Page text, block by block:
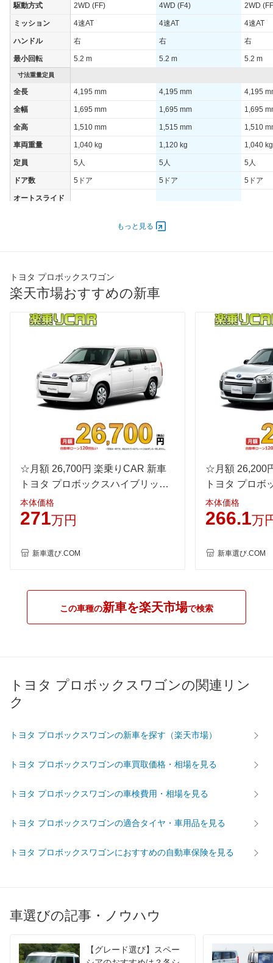
駆動方式 2WD (FF) 4WD (F4) 2WD
ミッション 4速AT 4速AT 4速AT
ハンドル 右 右 右
最小回転 5.2 m 5.2 m 5.2 m
寸法重量定員
全長 4,195 mm 4,195 mm 4,195
全幅 1,695 mm 1,695 mm 1,695
全高 1,510 mm 1,515 mm 1,510
車両重量 1,040 kg 1,120 kg 1,040 kg
定員 5人 5人 5人
ドア数 5ドア 5ドア 5ドア
オートスライド
過給機 -
タイヤ
後輪サイズ 165/80R13 165/
- - -
WLTC/市街地 - - -
WLTC/郊外 - - -
16.4km/L 14km/L 16.4km/
60km定地 - - -
装備オプション 装備詳細を見る 装備詳細を見る 装備
もっと見る
トヨタ プロボックスワゴン
楽天市場おすすめの新車
☆月額 26,700円 楽乗りCAR 新車
トヨタ プロボックスハイブリッド
2WD 1500 HYBRID F
本体価格
271万円
新車選び.COM
☆月額 26,200
トヨタ プロボ
2WD 1500
本体価格
266.1万
新車選び.COM
この車種の新車を楽天市場で検索
トヨタ プロボックスワゴンの関連リン
ク
トヨタ プロボックスワゴンの新車を探す（楽天市場）
トヨタ プロボックスワゴンの車買取価格・相場を見る
トヨタ プロボックスワゴンの車検費用・相場を見る
トヨタ プロボックスワゴンの適合タイヤ・車用品を見る
トヨタ プロボックスワゴンにおすすめの自動車保険を見る
車選びの記事・ノウハウ
【グレード選び】スペー